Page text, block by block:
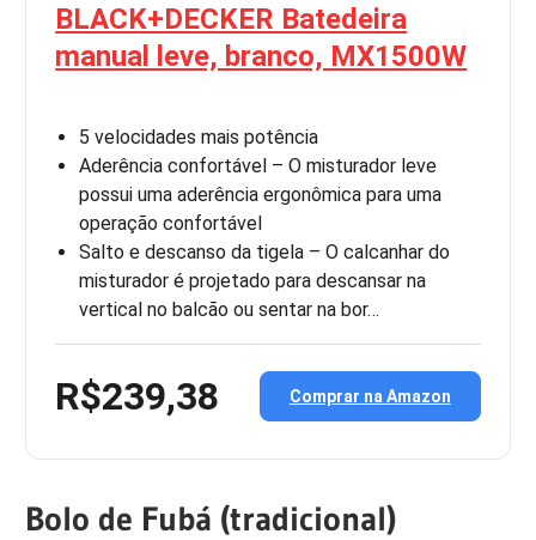
BLACK+DECKER Batedeira
manual leve, branco, MX1500W
5 velocidades mais potência
Aderência confortável – O misturador leve
possui uma aderência ergonômica para uma
operação confortável
Salto e descanso da tigela – O calcanhar do
misturador é projetado para descansar na
vertical no balcão ou sentar na bor…
R$239,38 Comprar na Amazon
Bolo de Fubá (tradicional)